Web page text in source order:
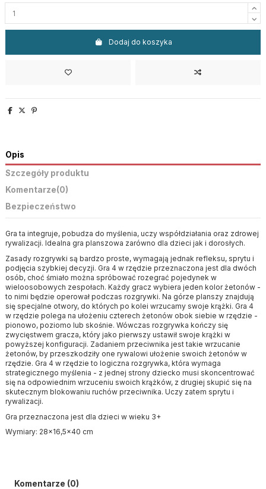
Dodaj do koszyka
Opis
Szczegóły produktu
Komentarze(0)
Bezpieczeństwo
Gra ta integruje, pobudza do myślenia, uczy współdziałania oraz zdrowej
rywalizacji. Idealna gra planszowa zarówno dla dzieci jak i dorosłych.
Zasady rozgrywki są bardzo proste, wymagają jednak refleksu, sprytu i
podjęcia szybkiej decyzji. Gra 4 w rzędzie przeznaczona jest dla dwóch
osób, choć śmiało można spróbować rozegrać pojedynek w
wieloosobowych zespołach. Każdy gracz wybiera jeden kolor żetonów -
to nimi będzie operował podczas rozgrywki. Na górze planszy znajdują
się specjalne otwory, do których po kolei wrzucamy swoje krążki. Gra 4
w rzędzie polega na ułożeniu czterech żetonów obok siebie w rzędzie -
pionowo, poziomo lub skośnie. Wówczas rozgrywka kończy się
zwycięstwem gracza, który jako pierwszy ustawił swoje krążki w
powyższej konfiguracji. Zadaniem przeciwnika jest takie wrzucanie
żetonów, by przeszkodziły one rywalowi ułożenie swoich żetonów w
rzędzie. Gra 4 w rzędzie to logiczna rozgrywka, która wymaga
strategicznego myślenia - z jednej strony dziecko musi skoncentrować
się na odpowiednim wrzuceniu swoich krążków, z drugiej skupić się na
skutecznym blokowaniu ruchów przeciwnika. Uczy zatem sprytu i
rywalizacji.
Gra przeznaczona jest dla dzieci w wieku 3+
Wymiary: 28x16,5x40 cm
Komentarze (0)